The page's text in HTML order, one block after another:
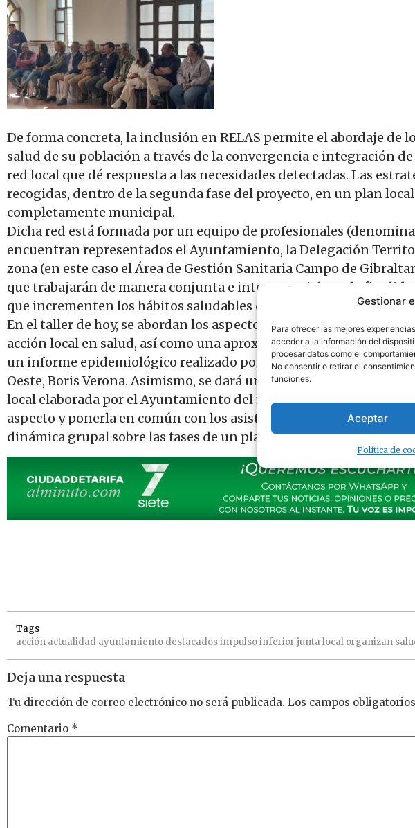
Gestionar
Para ofrecer las mejores
acceder a la información del
procesar datos como el
No consentir o retirar el
funciones.
Aceptar
Política de
De forma concreta, la inclusión en RELAS permite el abordaje de
salud de su población a través de la convergencia e integración
red local que dé respuesta a las necesidades detectadas. Las
recogidas, dentro de la segunda fase del proyecto, en un plan
completamente municipal.
Dicha red está formada por un equipo de profesionales
encuentran representados el Ayuntamiento, la Delegación
zona (en este caso el Área de Gestión Sanitaria Campo de
que trabajarán de manera conjunta e intersectorial con la
que incrementen los hábitos saludables de la ciudadanía.
En el taller de hoy, se abordan los aspectos fundamentales y los
acción local en salud, así como una aproximación a la situación
un informe epidemiológico realizado por el médico epidemiólogo
Oeste, Boris Verona. Asimismo, se dará un avance de los
local elaborada por el Ayuntamiento del municipio, para conocer
aspecto y ponerla en común con los asistentes. En esta línea
dinámica grupal sobre las fases de un plan local de salud.
Tags
acción actualidad ayuntamiento destacadosimpulsoinferior junta local organizan
Deja una respuesta
Tu dirección de correo electrónico no será publicada. Los campos
Comentario *